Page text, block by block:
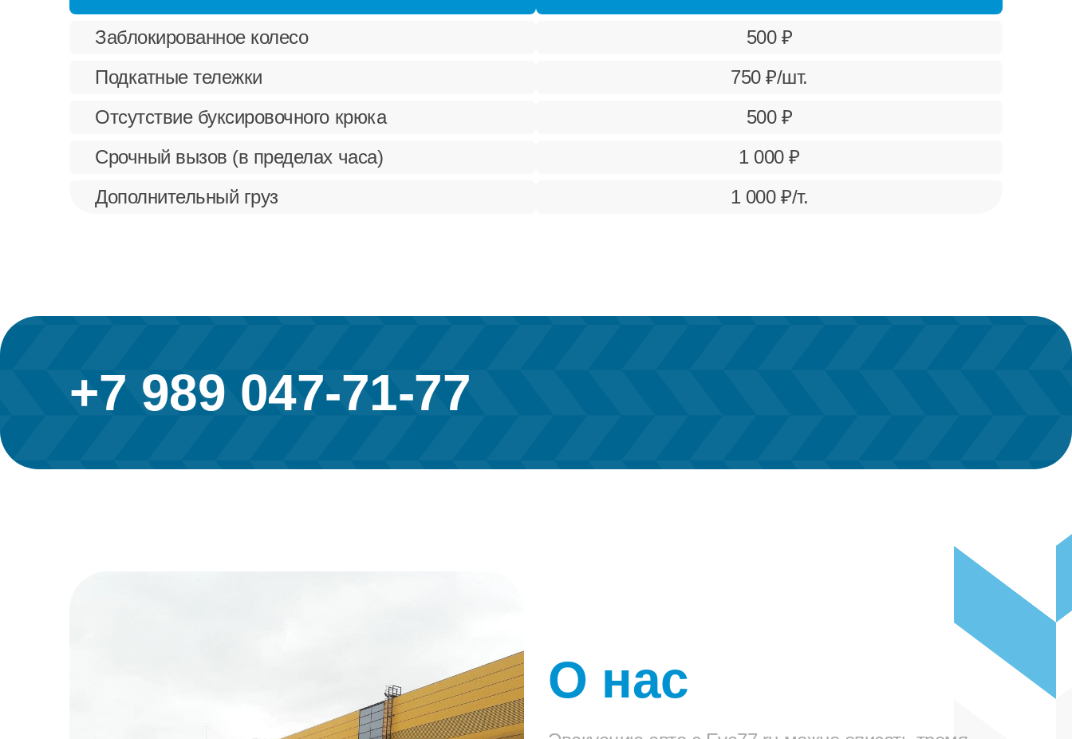
Заблокированное колесо
500 ₽
Подкатные тележки
750 ₽/шт.
Отсутствие буксировочного крюка
500 ₽
Срочный вызов (в пределах часа)
1 000 ₽
Дополнительный груз
1 000 ₽/т.
+7 989 047-71-77
О нас